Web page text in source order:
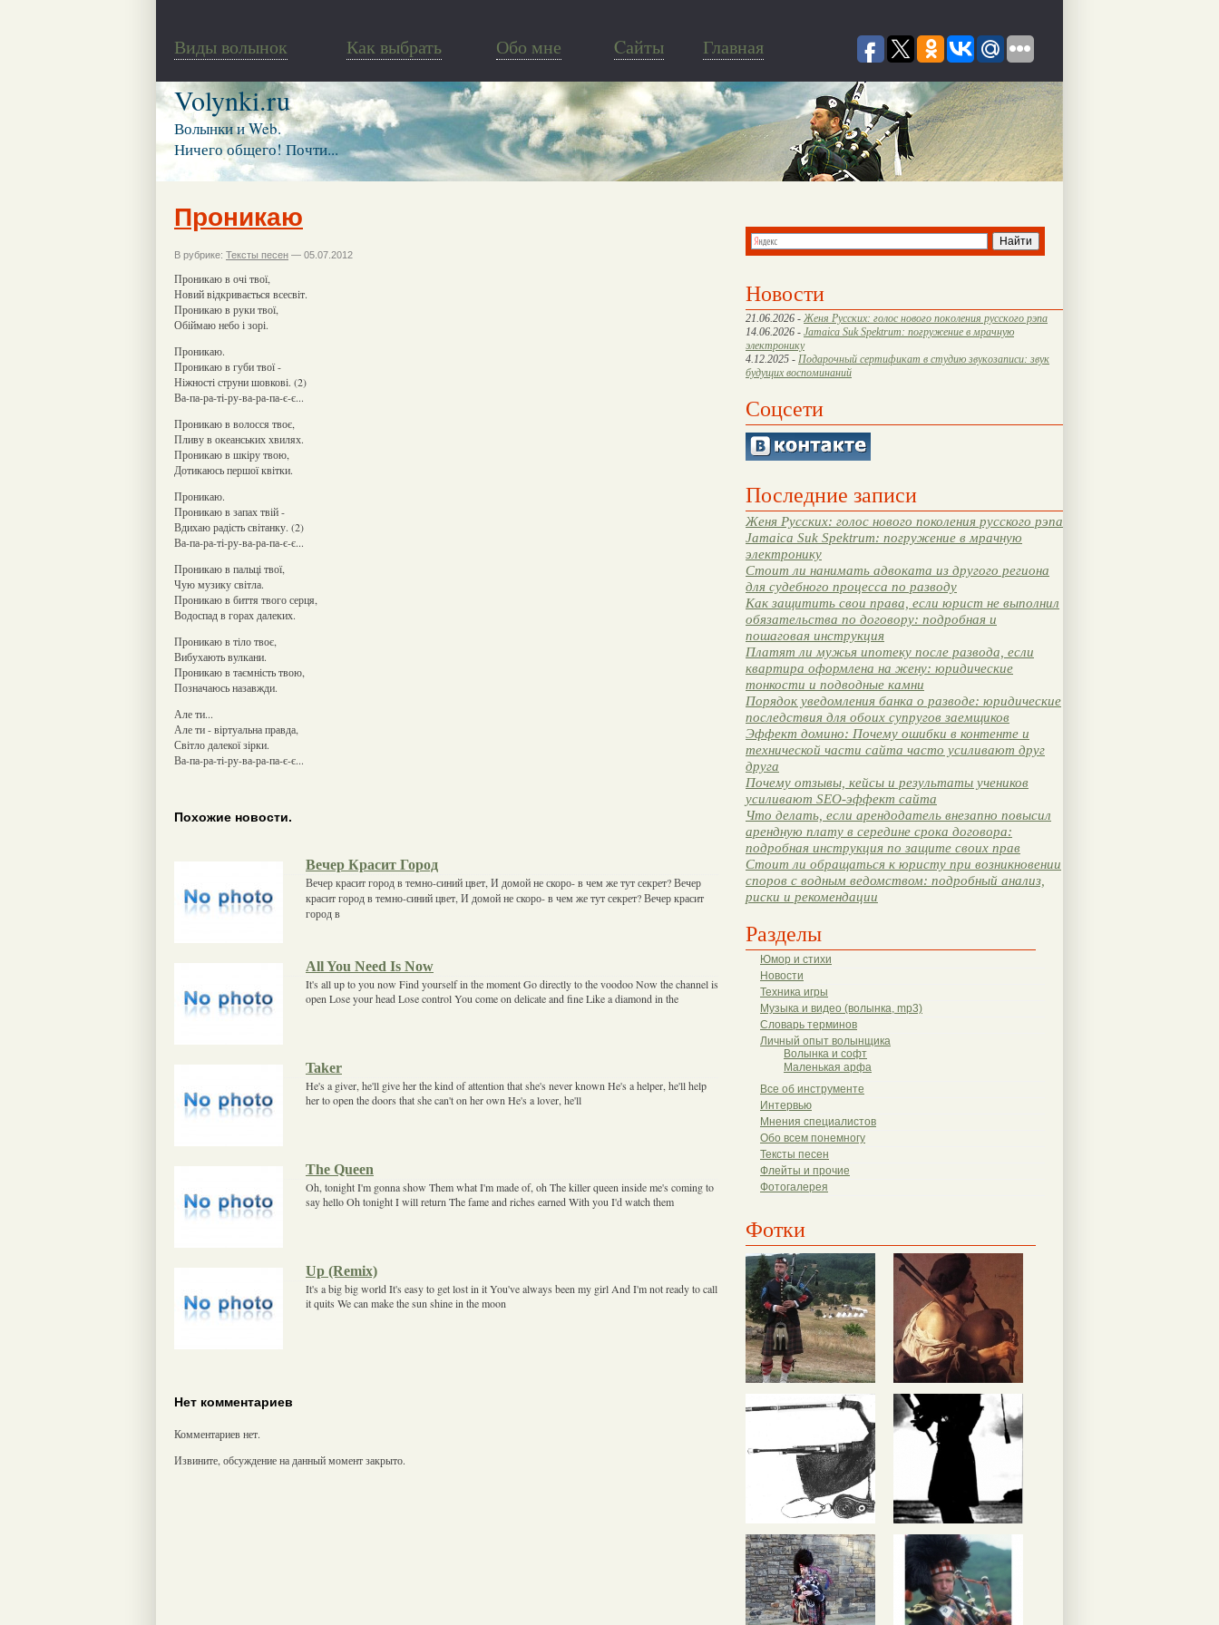
Виды волынок Как выбрать Обо мне Cайты Главная
Volynki.ru
Волынки и Web.
Ничего общего! Почти...
Новости
21.06.2026 - Женя Русских: голос нового поколения русского рэпа
14.06.2026 - Jamaica Suk Spektrum: погружение в мрачную
электронику
4.12.2025 - Подарочный сертификат в студию звукозаписи: звук
будущих воспоминаний
Соцсети
Последние записи
Женя Русских: голос нового поколения русского рэпа
Jamaica Suk Spektrum: погружение в мрачную
электронику
Стоит ли нанимать адвоката из другого региона
для судебного процесса по разводу
Как защитить свои права, если юрист не выполнил
обязательства по договору: подробная и
пошаговая инструкция
Платят ли мужья ипотеку после развода, если
квартира оформлена на жену: юридические
тонкости и подводные камни
Порядок уведомления банка о разводе: юридические
последствия для обоих супругов заемщиков
Эффект домино: Почему ошибки в контенте и
технической части сайта часто усиливают друг
друга
Почему отзывы, кейсы и результаты учеников
усиливают SEO-эффект сайта
Что делать, если арендодатель внезапно повысил
арендную плату в середине срока договора:
подробная инструкция по защите своих прав
Стоит ли обращаться к юристу при возникновении
споров с водным ведомством: подробный анализ,
риски и рекомендации
Разделы
Юмор и стихи
Новости
Техника игры
Музыка и видео (волынка, mp3)
Словарь терминов
Личный опыт волынщика
Волынка и софт
Маленькая арфа
Все об инструменте
Интервью
Мнения специалистов
Обо всем понемногу
Тексты песен
Флейты и прочие
Фотогалерея
Фотки
Проникаю
В рубрике: Тексты песен — 05.07.2012
Проникаю в очі твої,
Новий відкривається всесвіт.
Проникаю в руки твої,
Обіймаю небо і зорі.
Проникаю.
Проникаю в губи твої -
Ніжності струни шовкові. (2)
Ва-па-ра-ті-ру-ва-ра-па-є-є...
Проникаю в волосся твоє,
Пливу в океанських хвилях.
Проникаю в шкіру твою,
Дотикаюсь першої квітки.
Проникаю.
Проникаю в запах твій -
Вдихаю радість світанку. (2)
Ва-па-ра-ті-ру-ва-ра-па-є-є...
Проникаю в пальці твої,
Чую музику світла.
Проникаю в биття твого серця,
Водоспад в горах далеких.
Проникаю в тіло твоє,
Вибухають вулкани.
Проникаю в таємність твою,
Позначаюсь назавжди.
Але ти...
Але ти - віртуальна правда,
Світло далекої зірки.
Ва-па-ра-ті-ру-ва-ра-па-є-є...
Похожие новости.
Вечер Красит Город
Вечер красит город в темно-синий цвет, И домой не скоро- в чем же тут секрет? Вечер
красит город в темно-синий цвет, И домой не скоро- в чем же тут секрет? Вечер красит
город в
All You Need Is Now
It's all up to you now Find yourself in the moment Go directly to the voodoo Now the channel is
open Lose your head Lose control You come on delicate and fine Like a diamond in the
Taker
He's a giver, he'll give her the kind of attention that she's never known He's a helper, he'll help
her to open the doors that she can't on her own He's a lover, he'll
The Queen
Oh, tonight I'm gonna show Them what I'm made of, oh The killer queen inside me's coming to
say hello Oh tonight I will return The fame and riches earned With you I'd watch them
Up (Remix)
It's a big big world It's easy to get lost in it You've always been my girl And I'm not ready to call
it quits We can make the sun shine in the moon
Нет комментариев
Комментариев нет.
Извините, обсуждение на данный момент закрыто.